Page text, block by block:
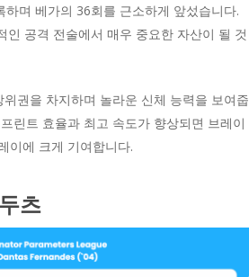
며 베가의 36회를 근소하게 앞섰습니다.
공격 전술에서 매우 중요한 자산이 될 것
권을 차지하며 놀라운 신체 능력을 보여줍
린트 효율과 최고 속도가 향상되면 브레이
이에 크게 기여합니다.
츠